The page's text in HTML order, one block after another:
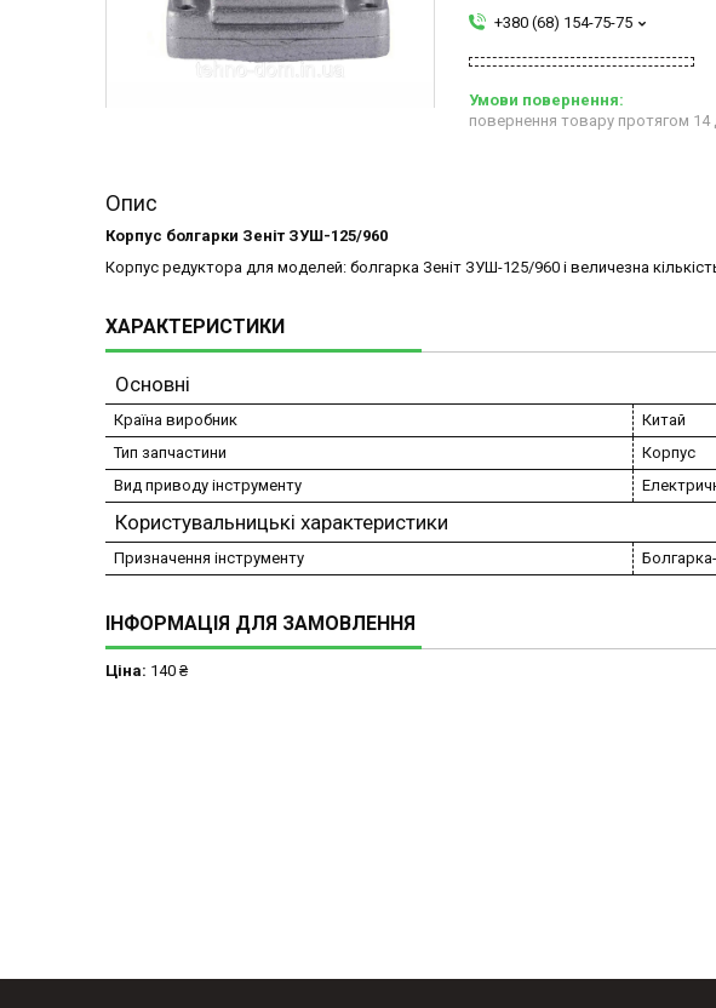
+380 (68) 154-75-75
повернення товару протягом 14
Опис
Корпус болгарки Зеніт ЗУШ-125/960
Корпус редуктора для моделей: болгарка Зеніт ЗУШ-125/960 і величезна кількість
ХАРАКТЕРИСТИКИ
Основні
Країна виробник
Китай
Тип запчастини
Корпус
Вид приводу інструменту
Користувальницькі характеристики
Призначення інструменту
ІНФОРМАЦІЯ ДЛЯ ЗАМОВЛЕННЯ
Ціна: 140 ₴